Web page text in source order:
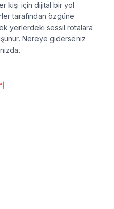
kişi için dijital bir yol
tarafından özgüne
yerlerdeki sessil rotalara
Nereye giderseniz